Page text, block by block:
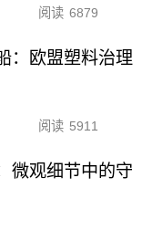
阅读 6879
：欧盟塑料治理
阅读 5911
微观细节中的守